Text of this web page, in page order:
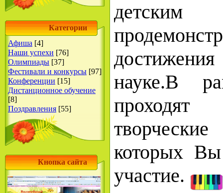
Категории
Афиша [4]
Наши успехи [76]
Олимпиады [37]
Фестивали и конкурсы [97]
Конференции [15]
Дистанционное обучение
[8]
Поздравления [55]
Кнопка сайта
детским
науке.В
которых
участие.